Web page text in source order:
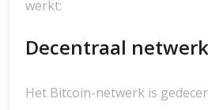
werkt:
Decentraal
Het Bitcoin-netwerk is